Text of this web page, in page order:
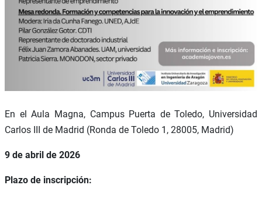
En el Aula Magna, Campus Puerta de Toledo, Universidad
Carlos III de Madrid (Ronda de Toledo 1, 28005, Madrid)
9 de abril de 2026
Plazo de inscripción: